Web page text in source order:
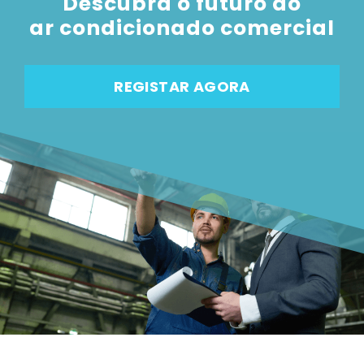
ar condicionado comercial
REGISTAR AGORA